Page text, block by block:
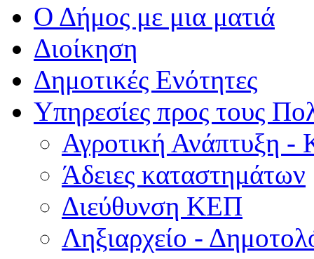
Ο Δήμος με μια ματιά
Διοίκηση
Δημοτικές Ενότητες
Υπηρεσίες προς τους
Αγροτική Ανάπτυξη -
Άδειες καταστημάτων
Διεύθυνση ΚΕΠ
Ληξιαρχείο -